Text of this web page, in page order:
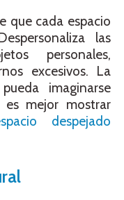
que cada espacio
las
personales,
excesivos. La
imaginarse
mejor mostrar
despejado